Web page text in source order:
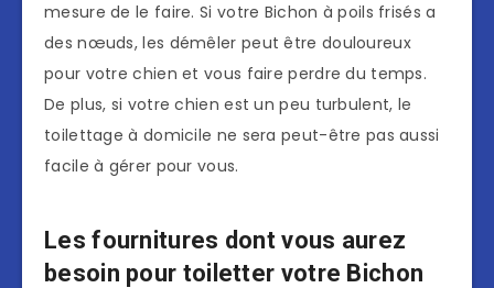
mesure de le faire. Si votre Bichon à poils frisés a
des nœuds, les démêler peut être douloureux
pour votre chien et vous faire perdre du temps.
De plus, si votre chien est un peu turbulent, le
toilettage à domicile ne sera peut-être pas aussi
facile à gérer pour vous.
Les fournitures dont vous aurez
besoin pour toiletter votre Bichon